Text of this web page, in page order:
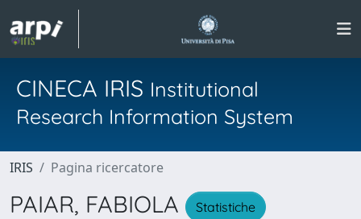
CINECA IRIS Institutional
Research Information System
IRIS Pagina ricercatore
PAIAR, FABIOLA Statistiche